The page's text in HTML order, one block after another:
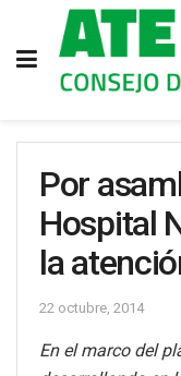
Por
Hospital
la
22 octubre, 2014
En el marco del